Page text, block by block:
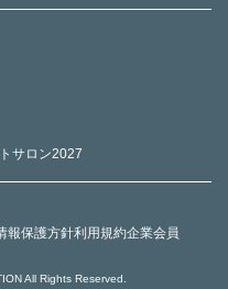
サロン2027
報保護方針利用規約企業会員
All Rights Reserved.